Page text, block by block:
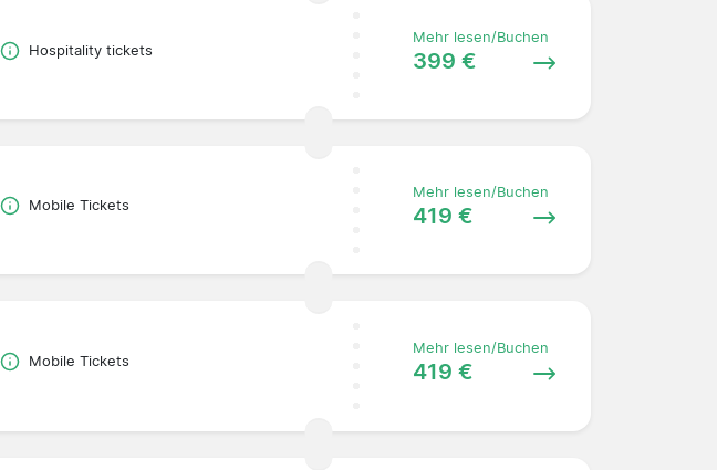
Hospitality tickets
Mehr lesen/Buchen
399 €
Mobile Tickets
Mehr lesen/Buchen
419 €
Mobile Tickets
Mehr lesen/Buchen
419 €